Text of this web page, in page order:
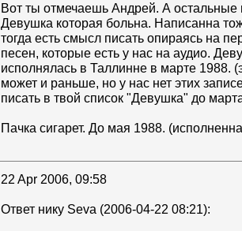
Вот ты отмечаешь Андрей. А
Девушка которая больна. Написанна
тогда есть смысл писать опираясь на
песен, которые есть у нас на аудио.
исполнялась в Таллинне в марте 1988.
может и раньше, но у нас нет этих
писать в твой список "Девушка" до
Пачка сигарет. До мая 1988.
22 Apr 2006, 09:58
Ответ нику Seva (2006-04-22 08:21):